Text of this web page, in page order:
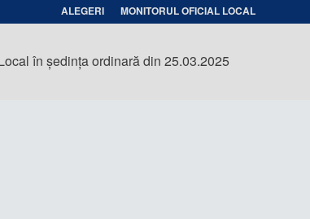
ALEGERI
MONITORUL OFICIAL LOCAL
în ședința ordinară din 25.03.2025